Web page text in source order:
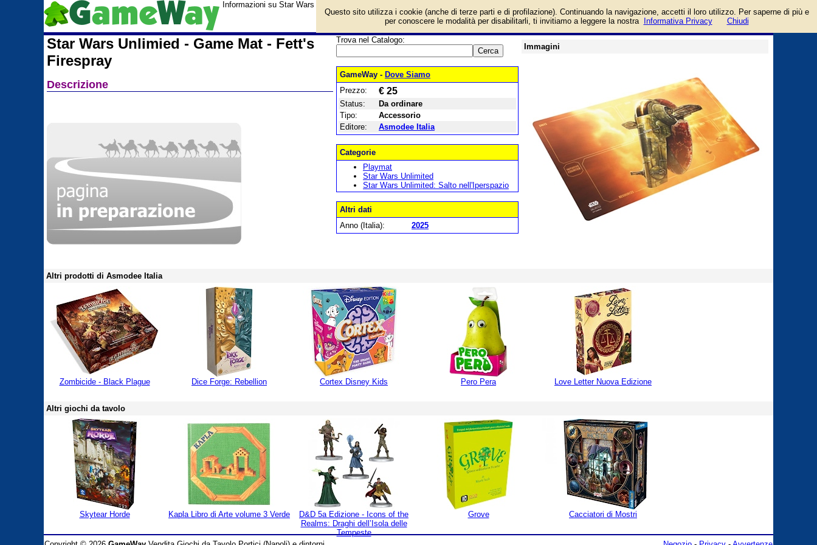
guida
Informazioni su Star Wars Unlimied - Game Mat - Fett's Firespray e prezzo di vendita. Prodotto da Asmodee Italia
Star Wars Unlimied - Game Mat - Fett's
Firespray
Descrizione
Trova nel Catalogo:
GameWay - Dove Siamo
Prezzo:
€ 25
Status:
Da ordinare
Tipo:
Accessorio
Editore:
Asmodee Italia
Categorie
Playmat
Star Wars Unlimited
Star Wars Unlimited: Salto nell'Iperspazio
Altri dati
Anno (Italia):
2025
Immagini
Altri prodotti di Asmodee Italia
Zombicide - Black Plague Dice Forge: Rebellion Cortex Disney Kids Pero Pera Love Letter Nuova Edizione
Altri giochi da tavolo
Skytear Horde Kapla Libro di Arte volume 3 Verde
D&D 5a Edizione - Icons of the
Realms: Draghi dell’Isola delle
Tempeste
Grove Cacciatori di Mostri
Questo sito utilizza i cookie (anche di terze parti e di profilazione). Continuando la navigazione, accetti il loro utilizzo. Per saperne di più e
per conoscere le modalità per disabilitarli, ti invitiamo a leggere la nostra
Informativa Privacy Chiudi